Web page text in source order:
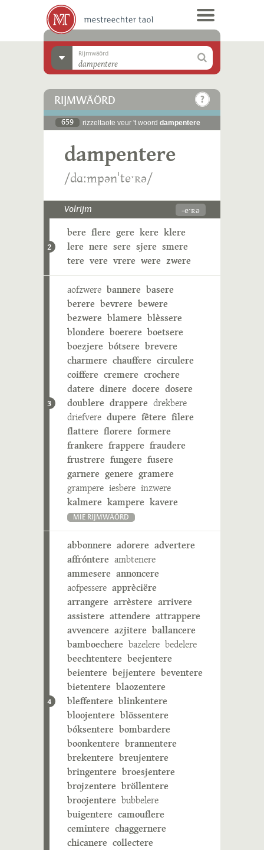
Rijmwäörd
RIJMWÄÖRD
659 rizzeltaote veur 't woord dampentere
dampentere
/dɑːmpənˈteˑʀə/
Volrijm -eˑʀə
2
bere flere gere kere klere
lere nere sere sjere smere
tere vere vrere were zwere
3
aofzwere bannere basere
berere bevrere bewere
bezwere blamere blèssere
blondere boerere boetsere
boezjere bótsere brevere
charmere chauffere circulere
coiffere cremere crochere
datere dinere docere dosere
doublere drappere drekbere
driefvere dupere fêtere filere
flattere florere formere
frankere frappere fraudere
frustrere fungere fusere
garnere genere gramere
grampere iesbere inzwere
kalmere kampere kavere
MIE RIJMWÄÖRD
4
abbonnere adorere advertere
affróntere ambtenere
ammesere annoncere
aofpessere apprèciëre
arrangere arrèstere arrivere
assistere attendere attrappere
avvencere azjitere ballancere
bamboechere bazelere bedelere
beechtentere beejentere
beientere bejjentere beventere
bietentere blaozentere
bleffentere blinkentere
bloojentere blössentere
bóksentere bombardere
boonkentere brannentere
brekentere breujentere
bringentere broesjentere
brojzentere bröllentere
broojentere bubbelere
buigentere camouflere
cemintere chaggernere
chicanere collectere